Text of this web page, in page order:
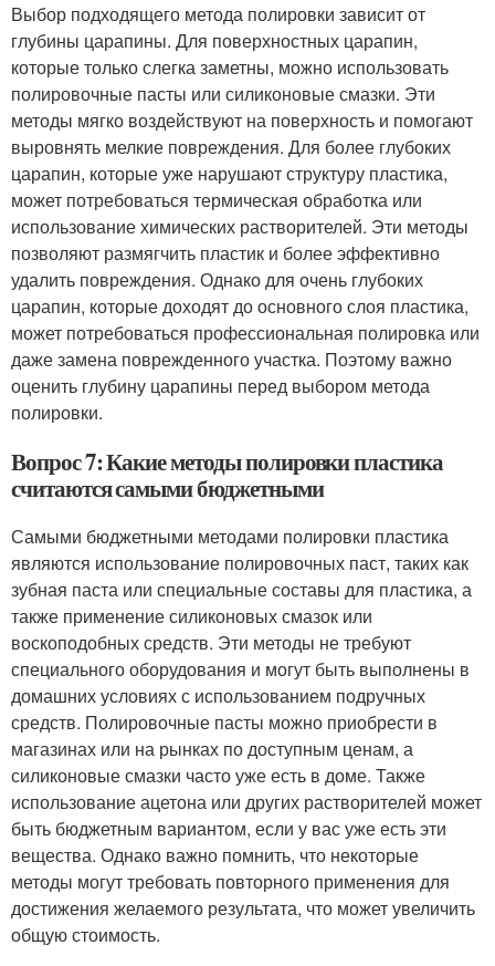
Выбор подходящего метода полировки зависит от
глубины царапины. Для поверхностных царапин,
которые только слегка заметны, можно использовать
полировочные пасты или силиконовые смазки. Эти
методы мягко воздействуют на поверхность и помогают
выровнять мелкие повреждения. Для более глубоких
царапин, которые уже нарушают структуру пластика,
может потребоваться термическая обработка или
использование химических растворителей. Эти методы
позволяют размягчить пластик и более эффективно
удалить повреждения. Однако для очень глубоких
царапин, которые доходят до основного слоя пластика,
может потребоваться профессиональная полировка или
даже замена поврежденного участка. Поэтому важно
оценить глубину царапины перед выбором метода
полировки.
Вопрос 7: Какие методы полировки пластика
считаются самыми бюджетными
Самыми бюджетными методами полировки пластика
являются использование полировочных паст, таких как
зубная паста или специальные составы для пластика, а
также применение силиконовых смазок или
воскоподобных средств. Эти методы не требуют
специального оборудования и могут быть выполнены в
домашних условиях с использованием подручных
средств. Полировочные пасты можно приобрести в
магазинах или на рынках по доступным ценам, а
силиконовые смазки часто уже есть в доме. Также
использование ацетона или других растворителей может
быть бюджетным вариантом, если у вас уже есть эти
вещества. Однако важно помнить, что некоторые
методы могут требовать повторного применения для
достижения желаемого результата, что может увеличить
общую стоимость.